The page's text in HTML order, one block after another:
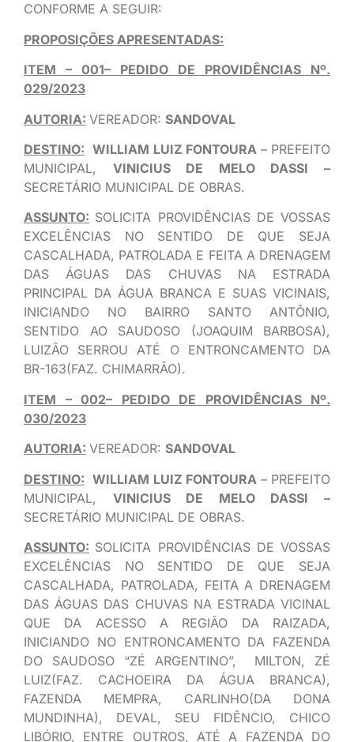
CONFORME A SEGUIR:
PROPOSIÇÕES APRESENTADAS:
ITEM – 001– PEDIDO DE PROVIDÊNCIAS Nº.
029/2023
AUTORIA: VEREADOR: SANDOVAL
DESTINO: WILLIAM LUIZ FONTOURA – PREFEITO
MUNICIPAL, VINICIUS DE MELO DASSI –
SECRETÁRIO MUNICIPAL DE OBRAS.
ASSUNTO: SOLICITA PROVIDÊNCIAS DE VOSSAS
EXCELÊNCIAS NO SENTIDO DE QUE SEJA
CASCALHADA, PATROLADA E FEITA A DRENAGEM
DAS ÁGUAS DAS CHUVAS NA ESTRADA
PRINCIPAL DA ÁGUA BRANCA E SUAS VICINAIS,
INICIANDO NO BAIRRO SANTO ANTÔNIO,
SENTIDO AO SAUDOSO (JOAQUIM BARBOSA),
LUIZÃO SERROU ATÉ O ENTRONCAMENTO DA
BR-163(FAZ. CHIMARRÃO).
ITEM – 002– PEDIDO DE PROVIDÊNCIAS Nº.
030/2023
AUTORIA: VEREADOR: SANDOVAL
DESTINO: WILLIAM LUIZ FONTOURA – PREFEITO
MUNICIPAL, VINICIUS DE MELO DASSI –
SECRETÁRIO MUNICIPAL DE OBRAS.
ASSUNTO: SOLICITA PROVIDÊNCIAS DE VOSSAS
EXCELÊNCIAS NO SENTIDO DE QUE SEJA
CASCALHADA, PATROLADA, FEITA A DRENAGEM
DAS ÁGUAS DAS CHUVAS NA ESTRADA VICINAL
QUE DA ACESSO A REGIÃO DA RAIZADA,
INICIANDO NO ENTRONCAMENTO DA FAZENDA
DO SAUDOSO “ZÉ ARGENTINO”, MILTON, ZÉ
LUIZ(FAZ. CACHOEIRA DA ÁGUA BRANCA),
FAZENDA MEMPRA, CARLINHO(DA DONA
MUNDINHA), DEVAL, SEU FIDÊNCIO, CHICO
LIBÓRIO, ENTRE OUTROS, ATÉ A FAZENDA DO